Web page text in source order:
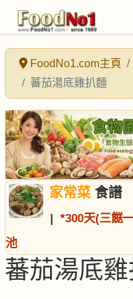
FoodNo1.com主頁
蕃茄湯底雞扒麵
家常菜食譜
| *300天(三餸
池
蕃茄湯底